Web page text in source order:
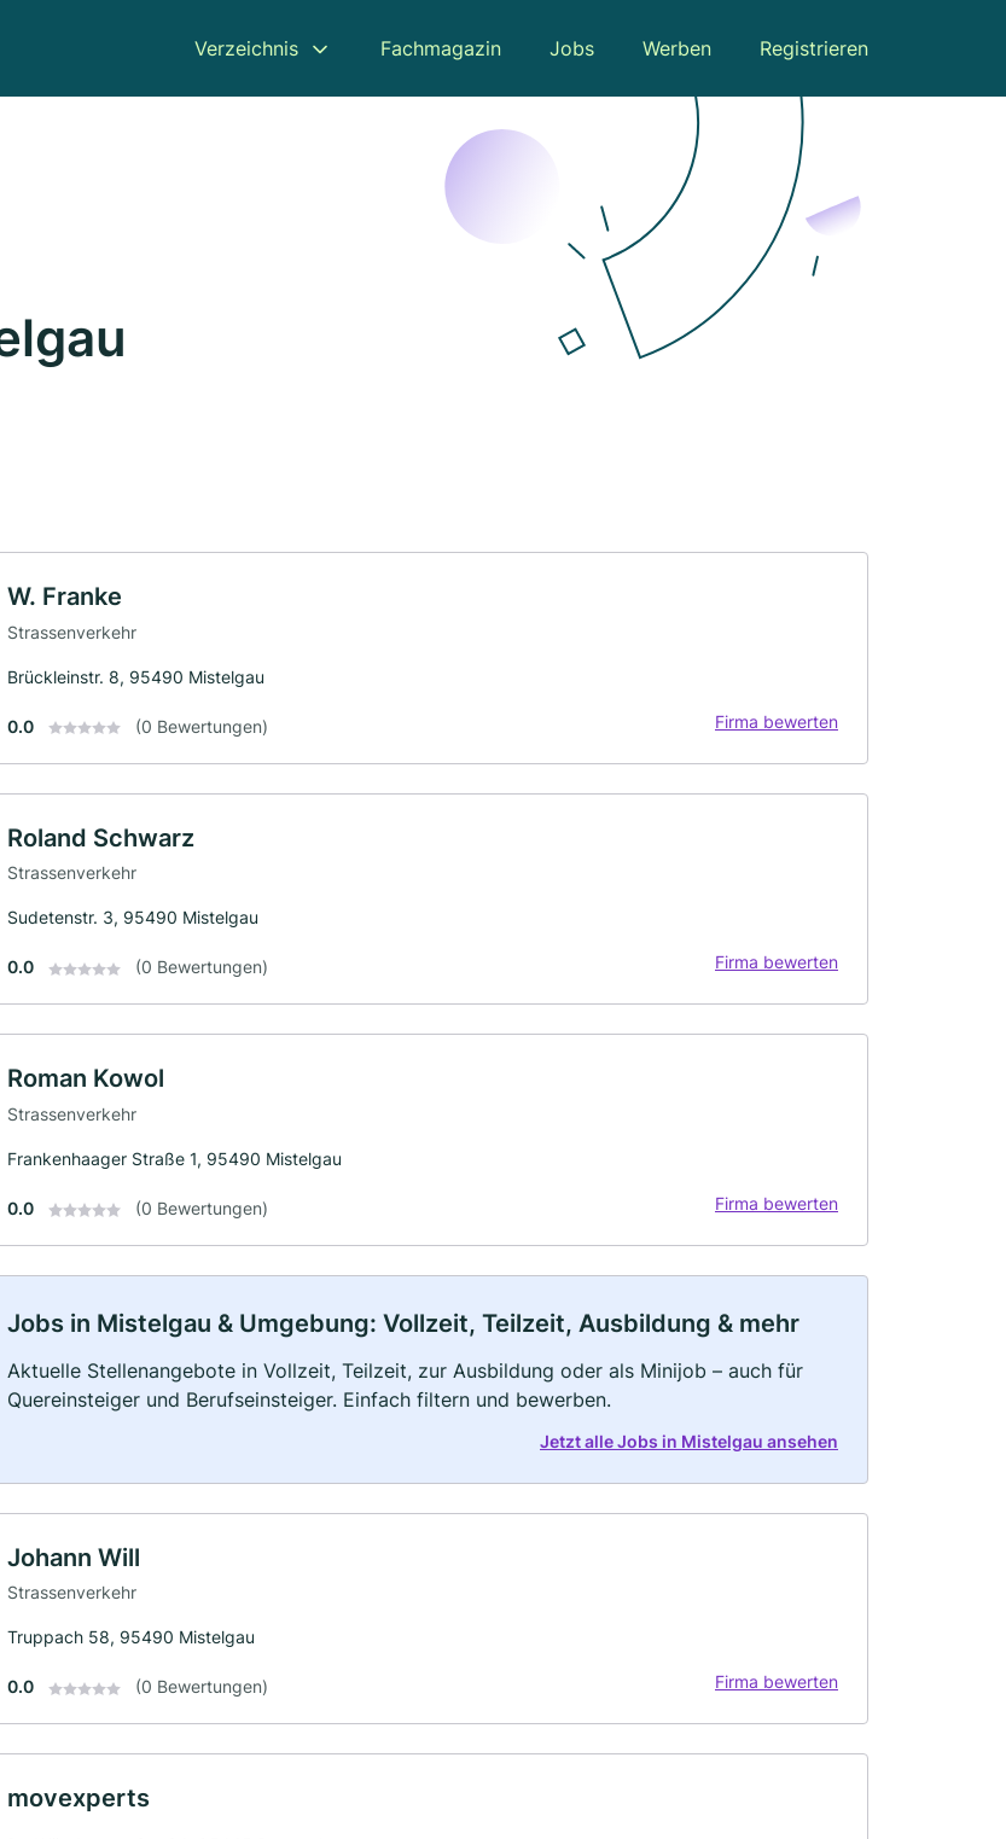
Verzeichnis Fachmagazin Jobs Werben Registrieren
W. Franke
Strassenverkehr
Brückleinstr. 8, 95490 Mistelgau
0.0 (0 Bewertungen) Firma bewerten
Roland Schwarz
Strassenverkehr
Sudetenstr. 3, 95490 Mistelgau
0.0 (0 Bewertungen) Firma bewerten
Roman Kowol
Strassenverkehr
Frankenhaager Straße 1, 95490 Mistelgau
0.0 (0 Bewertungen) Firma bewerten
Jobs in Mistelgau & Umgebung: Vollzeit, Teilzeit, Ausbildung & mehr
Aktuelle Stellenangebote in Vollzeit, Teilzeit, zur Ausbildung oder als Minijob – auch für
Quereinsteiger und Berufseinsteiger. Einfach filtern und bewerben.
Jetzt alle Jobs in Mistelgau ansehen
Johann Will
Strassenverkehr
Truppach 58, 95490 Mistelgau
0.0 (0 Bewertungen) Firma bewerten
movexperts